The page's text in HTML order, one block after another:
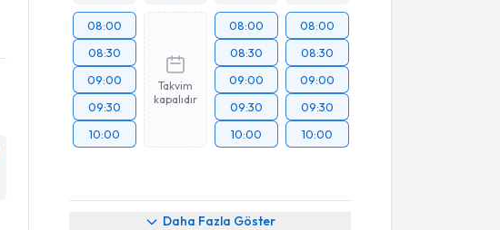
08:00
08:30
09:00
09:30
10:00
Takvim
kapalıdır
08:00
08:30
09:00
09:30
10:00
08:00
08:30
09:00
09:30
10:00
Daha Fazla Göster